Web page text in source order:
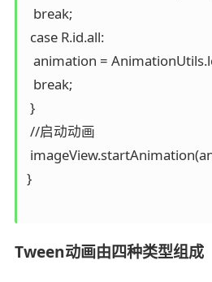
  break;
case R.id.all:
animation =
  break;
}
//启动动画
}
Tween动画由四种类型组成